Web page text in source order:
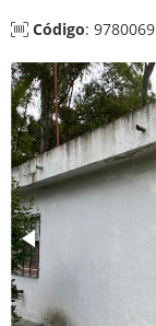
Código: 9780069